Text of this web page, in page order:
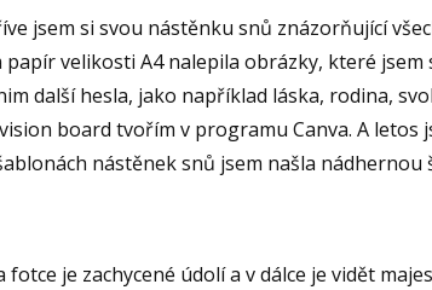
jsem si svou nástěnku snů znázorňující
papír velikosti A4 nalepila obrázky, které jsem
další hesla, jako například láska, rodina,
board tvořím v programu Canva. A letos
nástěnek snů jsem našla
fotce je zachycené údolí a v dálce je vidět